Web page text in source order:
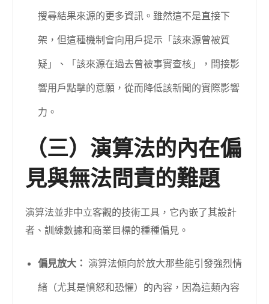
搜尋結果來源的更多資訊。雖然這不是直接下
架，但這種機制會向用戶提示「該來源曾被質
疑」、「該來源在過去曾被事實查核」，間接影
響用戶點擊的意願，從而降低該新聞的實際影響
力。
（三）演算法的內在偏
見與無法問責的難題
演算法並非中立客觀的技術工具，它內嵌了其設計
者、訓練數據和商業目標的種種偏見。
偏見放大： 演算法傾向於放大那些能引發強烈情
緒（尤其是憤怒和恐懼）的內容，因為這類內容